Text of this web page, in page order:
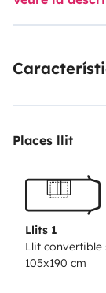
sem hora e
Sou prática,
poder
Disponibilizo
como extra.
Alguma
So, let’s have
Caravan
Places llit
Llits 1
Llit convertible
105x190 cm